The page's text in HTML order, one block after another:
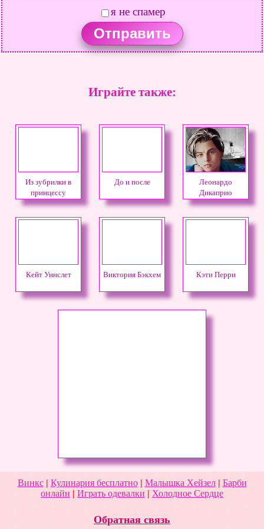
я не спамер
Играйте также:
Из зубрилки в
принцессу
До и после
Леонардо
Дикаприо
Кейт Уинслет Виктория Бэкхем Кэти Перри
Винкс| Кулинария бесплатно| Малышка Хейзел| Барби
онлайн | Играть одевалки | Холодное Сердце
Обратная связь